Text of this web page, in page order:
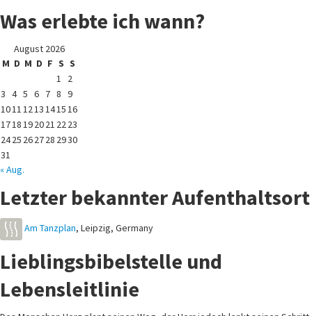
Was erlebte ich wann?
August 2026
M D M D F S S
1
2
3 4 5 6 7 8 9
1011 12 13 1415 16
1718 192021 22 23
2425 262728 2930
31
« Aug.
Letzter bekannter Aufenthaltsort
Am Tanzplan, Leipzig, Germany
Lieblingsbibelstelle und
Lebensleitlinie